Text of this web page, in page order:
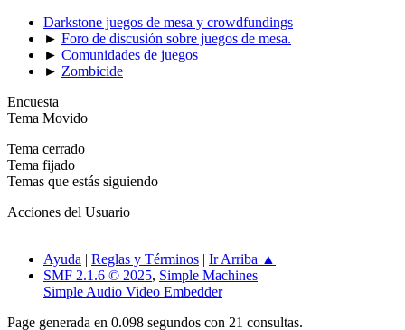
Darkstone juegos de mesa y crowdfundings
► Foro de discusión sobre juegos de mesa.
► Comunidades de juegos
► Zombicide
Encuesta
Tema Movido
Tema cerrado
Tema fijado
Temas que estás siguiendo
Acciones del Usuario
Ayuda | Reglas y Términos | Ir Arriba ▲
SMF 2.1.6 © 2025, Simple Machines
Simple Audio Video Embedder
Page generada en 0.098 segundos con 21 consultas.